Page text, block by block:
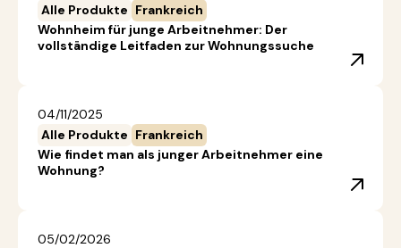
Alle Produkte Frankreich
Wohnheim für junge Arbeitnehmer: Der
vollständige Leitfaden zur Wohnungssuche
04/11/2025
Alle Produkte Frankreich
Wie findet man als junger Arbeitnehmer eine
Wohnung?
05/02/2026